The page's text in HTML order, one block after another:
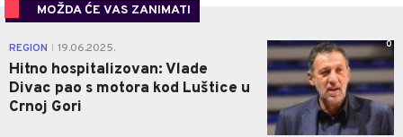
MOŽDA ĆE VAS ZANIMATI
REGION 19.06.2025.
Hitno hospitalizovan: Vlade
Divac pao s motora kod Luštice u
Crnoj Gori
0